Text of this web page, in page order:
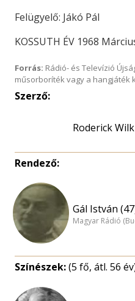
Felügyelő: Jákó Pál
KOSSUTH ÉV 1968
Forrás: Rádió- és Televízió
műsorboríték vagy a hangjáték
Szerző:
Roderick
Rendező:
Gál István
Magyar Rádió
Színészek:(5 fő, átl. 56